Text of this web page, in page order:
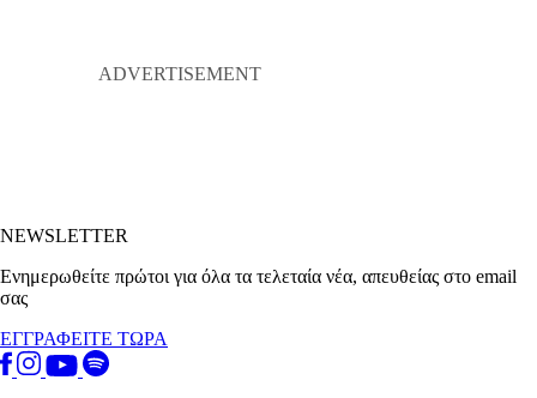
NEWSLETTER
Ενημερωθείτε πρώτοι για όλα τα τελεταία νέα, απευθείας στο email
σας
ΕΓΓΡΑΦΕΙΤΕ ΤΩΡΑ